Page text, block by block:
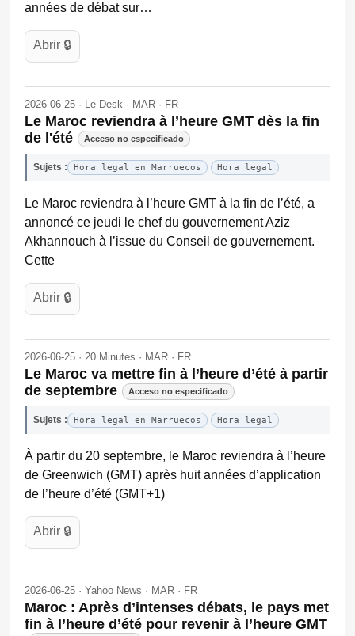
années de débat sur…
Abrir 🔒
2026-06-25 · Le Desk · MAR · FR
Le Maroc reviendra à l’heure GMT dès la fin
de l'été
Acceso no especificado
Sujets : Hora legal en Marruecos Hora legal
Le Maroc reviendra à l’heure GMT à la fin de l’été, a
annoncé ce jeudi le chef du gouvernement Aziz
Akhannouch à l’issue du Conseil de gouvernement.
Cette
Abrir 🔒
2026-06-25 · 20 Minutes · MAR · FR
Le Maroc va mettre fin à l’heure d’été à partir
de septembre
Acceso no especificado
Sujets : Hora legal en Marruecos Hora legal
À partir du 20 septembre, le Maroc reviendra à l’heure
de Greenwich (GMT) après huit années d’application
de l’heure d’été (GMT+1)
Abrir 🔒
2026-06-25 · Yahoo News · MAR · FR
Maroc : Après d’intenses débats, le pays met
fin à l’heure d’été pour revenir à l’heure GMT